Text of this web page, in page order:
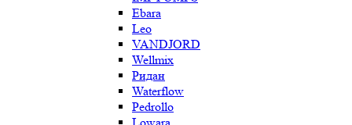
Ebara
Leo
VANDJORD
Wellmix
Ридан
Waterflow
Pedrollo